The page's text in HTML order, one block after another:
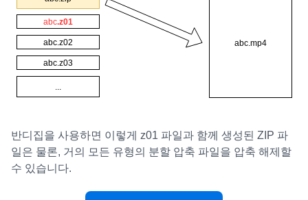
반디집을 사용하면 이렇게 z01 파일과 함께 생성된 ZIP 파
일은 물론, 거의 모든 유형의 분할 압축 파일을 압축 해제할
수 있습니다.